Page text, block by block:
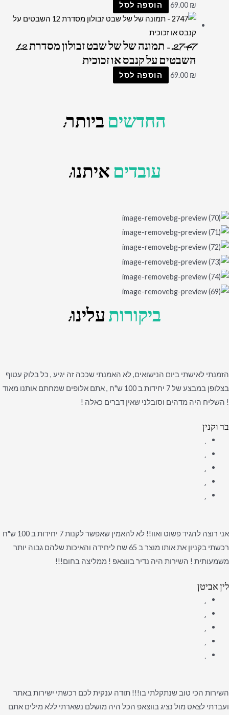
69.00 ₪ הוספה לסל
2747 – תמונה של של שבט זבולון מסדרת 12
השבטים על קנבס או זכוכית
69.00 ₪ הוספה לסל
החדשיםביותר:
עובדיםאיתנו:
ביקורותעלינו:
הזמנתי לאישתי ביום הנישואים, לא האמנתי שככה זה יגיע , כל בלוק עטוף
בצלופן במבצע של 7 יחידות ב 100 ש"ח , אתם אלופים שמחתם אותנו מאוד
! השליח היה מדהים וסובלני שאין דברים כאלה !
בר וקנין
אני רוצה להגיד פשוט ואוו!! לא להאמין שאפשר לקנות 7 יחידות ב 100 ש"ח
רכשתי בקניון את אותו מוצר ב 65 שח ליחידה והאיכות שלהם גבוה יותר
משמעותית ! השירות היה נדיר בווצאפ ! ממליצה בחום!!!
לין אביטן
השירות הכי טוב שנתקלתי בו!!! תודה ענקית לכם רכשתי ישירות באתר
ועברתי לצאט מול נציג בווצאפ הכל היה מושלם נשארתי ללא מילים אתם